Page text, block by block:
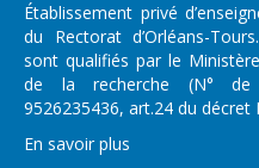
Établissement privé
du Rectorat d’Orléans-
sont qualifiés par le
de la recherche (N° de
9526235436, art.24 du décret
En savoir plus